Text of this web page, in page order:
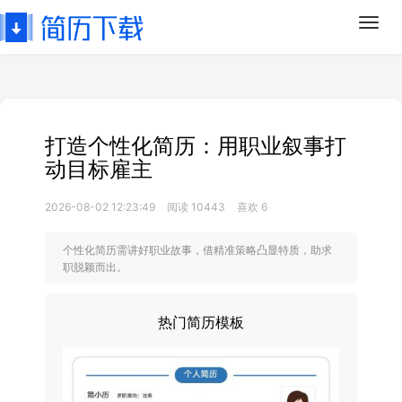
打造个性化简历：用职业叙事打
动目标雇主
2026-08-02 12:23:49 阅读 10443 喜欢 6
个性化简历需讲好职业故事，借精准策略凸显特质，助求
职脱颖而出。
热门简历模板